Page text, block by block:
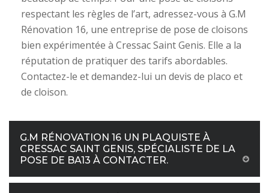
respectant les règles de l’art, adressez-vous à G.M
Rénovation 16, une entreprise de pose de cloisons
bien expérimentée à Cressac Saint Genis. Elle a la
réputation de pratiquer des tarifs abordables.
Contactez-le et demandez-lui un devis de placo et
de cloison.
G.M RÉNOVATION 16 UN PLAQUISTE À
CRESSAC SAINT GENIS, SPÉCIALISTE DE LA
POSE DE BA13 À CONTACTER.